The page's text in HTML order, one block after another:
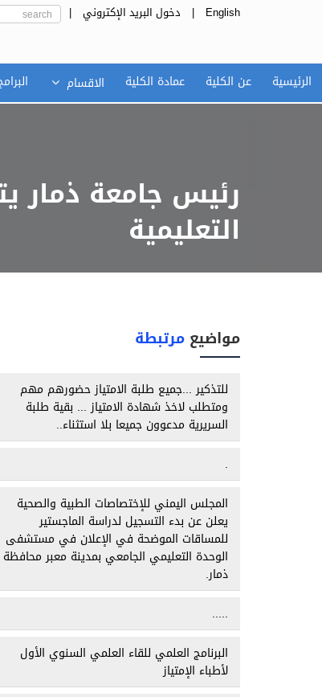
English
| دخول البريد الإكتروني |
الرئيسية عن الكلية عمادة الكلية الاقسام
رئيس جامعة ذمار
التعليمية
مواضيع مرتبطة
للتذكير ...جميع طلبة الامتياز حضورهم مهم
ومتطلب لاخذ شهادة الامتياز ... بقية طلبة
السريرية مدعوون جميعا بلا استثناء..
.
المجلس اليمني للإختصاصات الطبية والصحية
يعلن عن بدء التسجيل لدراسة الماجستير
للمساقات الموضحة في الإعلان في مستشفى
الوحدة التعليمي الجامعي بمدينة معبر محافظة
ذمار.
.....
البرنامج العلمي للقاء العلمي السنوي الأول
لأطباء الإمتياز